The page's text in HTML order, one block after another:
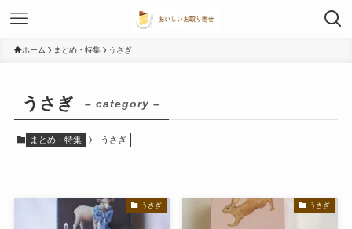
ホーム まとめ・特集 うさぎ
うさぎ – category –
まとめ・特集 うさぎ
うさぎ うさぎ